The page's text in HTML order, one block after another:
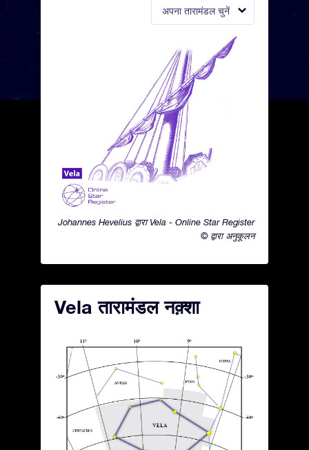
अपना तारामंडल चुनें
Johannes Hevelius द्वारा Vela - Online Star Register
© द्वारा अनुकूलन
Vela तारामंडल नक़्शा